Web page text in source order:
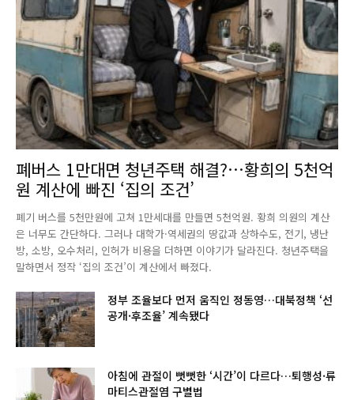
폐버스 1만대면 청년주택 해결?…황희의 5천억
원 계산에 빠진 ‘집의 조건’
폐기 버스를 5천만원에 고쳐 1만세대를 만들면 5천억원. 황희 의원의 계산
은 너무도 간단하다. 그러나 대학가·역세권의 땅값과 상하수도, 전기, 냉난
방, 소방, 오수처리, 인허가 비용을 더하면 이야기가 달라진다. 청년주택을
말하면서 정작 ‘집의 조건’이 계산에서 빠졌다.
정부 조율보다 먼저 움직인 정동영…대북정책 ‘선
공개·후조율’ 계속됐다
아침에 관절이 뻣뻣한 ‘시간’이 다르다…퇴행성·류
마티스관절염 구별법